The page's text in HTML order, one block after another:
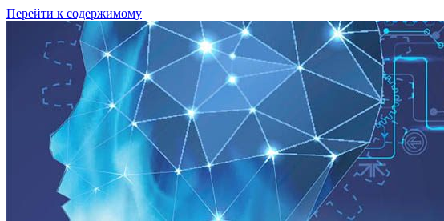
Перейти к содержимому